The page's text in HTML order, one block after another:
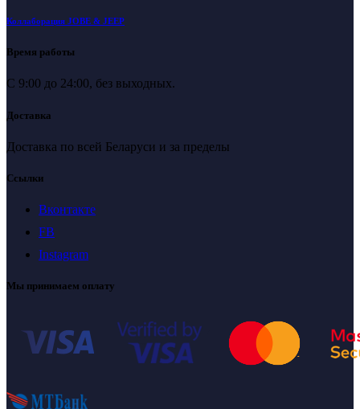
Коллаборация JOBE & JEEP
Время работы
С 9:00 до 24:00, без выходных.
Доставка
Доставка по всей Беларуси и за пределы
Ссылки
Вконтакте
FB
Instagram
Мы принимаем оплату